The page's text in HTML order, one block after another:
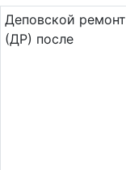
Де­повс­кой ремонт
(ДР) после